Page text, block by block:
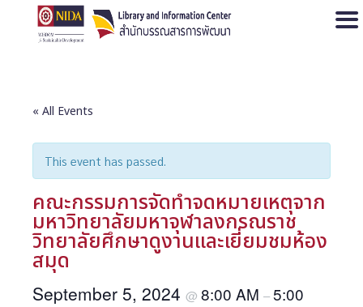
« All Events
This event has passed.
คณะกรรมการจัดทำจดหมายเหตุจาก
มหาวิทยาลัยมหาจุฬาลงกรณราช
วิทยาลัยศึกษาดูงานและเยี่ยมชมห้อง
สมุด
September 5, 2024 @ 8:00 AM –5:00